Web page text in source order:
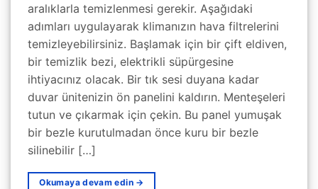
aralıklarla temizlenmesi gerekir. Aşağıdaki
adımları uygulayarak klimanızın hava filtrelerini
temizleyebilirsiniz. Başlamak için bir çift eldiven,
bir temizlik bezi, elektrikli süpürgesine
ihtiyacınız olacak. Bir tık sesi duyana kadar
duvar ünitenizin ön panelini kaldırın. Menteşeleri
tutun ve çıkarmak için çekin. Bu panel yumuşak
bir bezle kurutulmadan önce kuru bir bezle
silinebilir […]
Okumaya devam edin →